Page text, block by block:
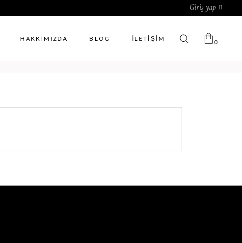
Giriş yap
HAKKIMIZDA BLOG İLETIŞIM 0